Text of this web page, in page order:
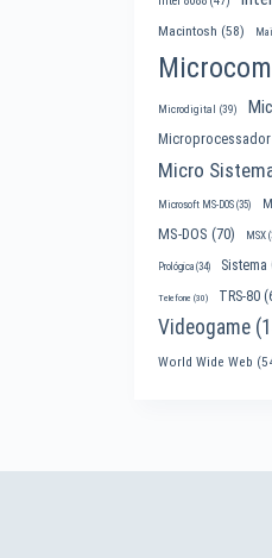
Macintosh (58)
Microdigital (39)
Microprocessador
Micro
Microsoft MS-DOS (35)
MS-DOS (70) MSX
Prológica (34) Sistema
Telefone (30) TRS-80
Videogame
World Wide Web